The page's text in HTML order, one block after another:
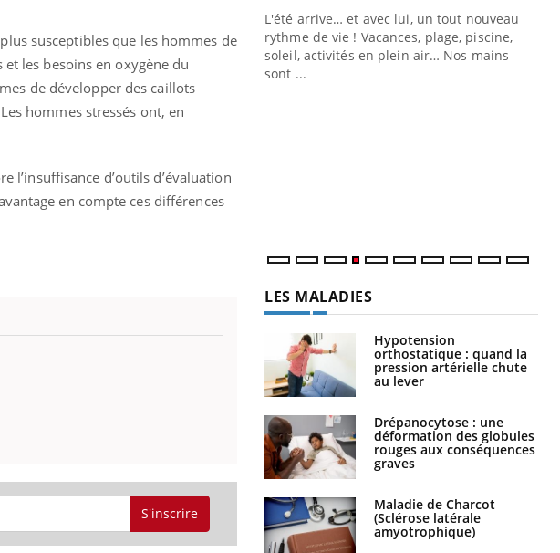
susceptibles que les hommes de
les besoins en oxygène du
de développer des caillots
hommes stressés ont, en
l’insuffisance d’outils d’évaluation
en compte ces différences
S'inscrire
entourée d'idées reçues chez les
patients comme parfois chez les soignants.
L'été arrive… et avec lui, un tout nouveau
rythme de vie ! Vacances, plage, piscine,
soleil, activités en plein air… Nos mains
sont ...
LES MALADIES
Hypotension
orthostatique : quand la
pression artérielle chute
au lever
Drépanocytose : une
déformation des globules
rouges aux conséquences
graves
Maladie de Charcot
(Sclérose latérale
amyotrophique)